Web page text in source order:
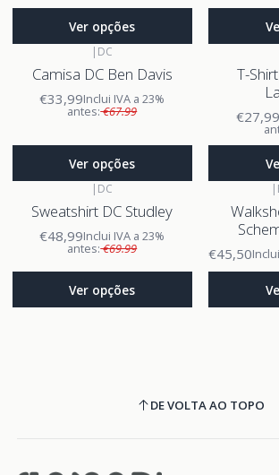
Ver opções
| DC
Camisa DC Ben Davis
€33,99Inclui IVA a 23%
antes:€67.99
Ver opções
T-
€27,99
| DC
Sweatshirt DC Studley
€48,99Inclui IVA a 23%
antes:€69.99
Ver opções
|
€45,50
DE VOLTA AO TOPO